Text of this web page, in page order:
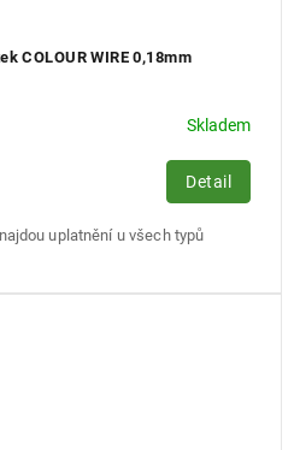
COLOUR WIRE 0,18mm
Skladem
Detail
uplatnění u všech typů